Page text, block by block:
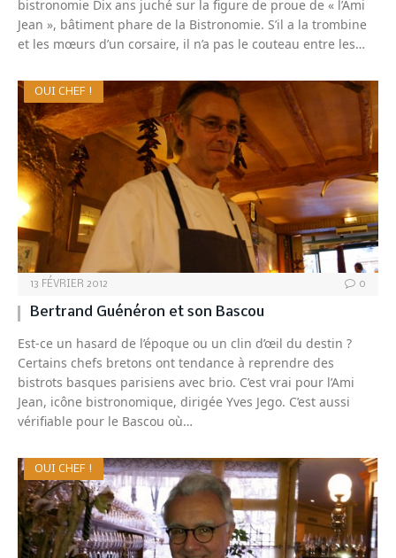
bistronomie Dix ans juché sur la figure de proue de « l’Ami
Jean », bâtiment phare de la Bistronomie. S’il a la trombine
et les mœurs d’un corsaire, il n’a pas le couteau entre les…
OUI CHEF !
13 FÉVRIER 2012 0
Bertrand Guénéron et son Bascou
Est-ce un hasard de l’époque ou un clin d’œil du destin ?
Certains chefs bretons ont tendance à reprendre des
bistrots basques parisiens avec brio. C’est vrai pour l’Ami
Jean, icône bistronomique, dirigée Yves Jego. C’est aussi
vérifiable pour le Bascou où…
OUI CHEF !